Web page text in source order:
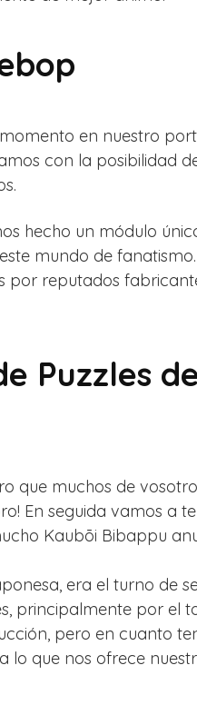
en nuestro
con la posibilidad
hecho un módulo
mundo de
por reputados
Puzzles
que muchos de
En seguida vamos a
Kaubōi Bibappu
era el turno de
principalmente por el
pero en cuanto
lo que nos ofrece